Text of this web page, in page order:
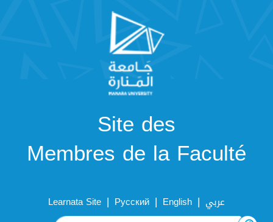
Site des
Membres de la Faculté
Learnata Site | Русский | English | عربي